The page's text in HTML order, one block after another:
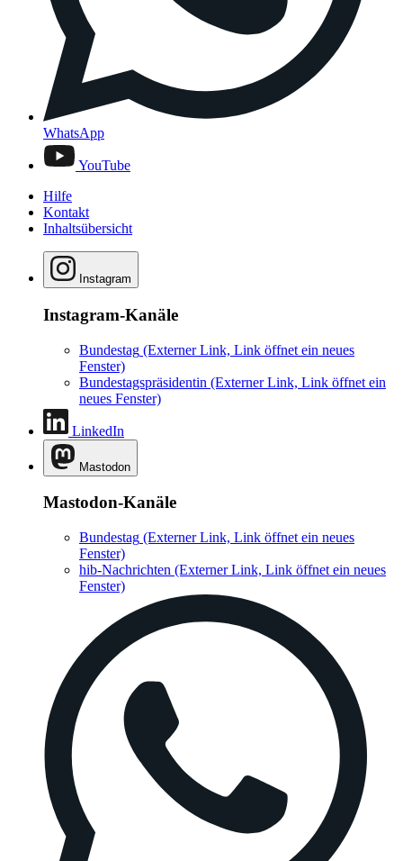
WhatsApp
YouTube
Hilfe
Kontakt
Inhaltsübersicht
Instagram
Instagram-Kanäle
Bundestag (Externer Link, Link öffnet ein neues
Fenster)
Bundestagspräsidentin (Externer Link, Link öffnet ein
neues Fenster)
LinkedIn
Mastodon
Mastodon-Kanäle
Bundestag (Externer Link, Link öffnet ein neues
Fenster)
hib-Nachrichten (Externer Link, Link öffnet ein neues
Fenster)